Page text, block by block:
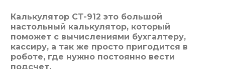
Калькулятор CT-912 это большой
настольный калькулятор, который
поможет с вычислениями бухгалтеру,
кассиру, а так же просто пригодится в
роботе, где нужно постоянно вести
подсчет.